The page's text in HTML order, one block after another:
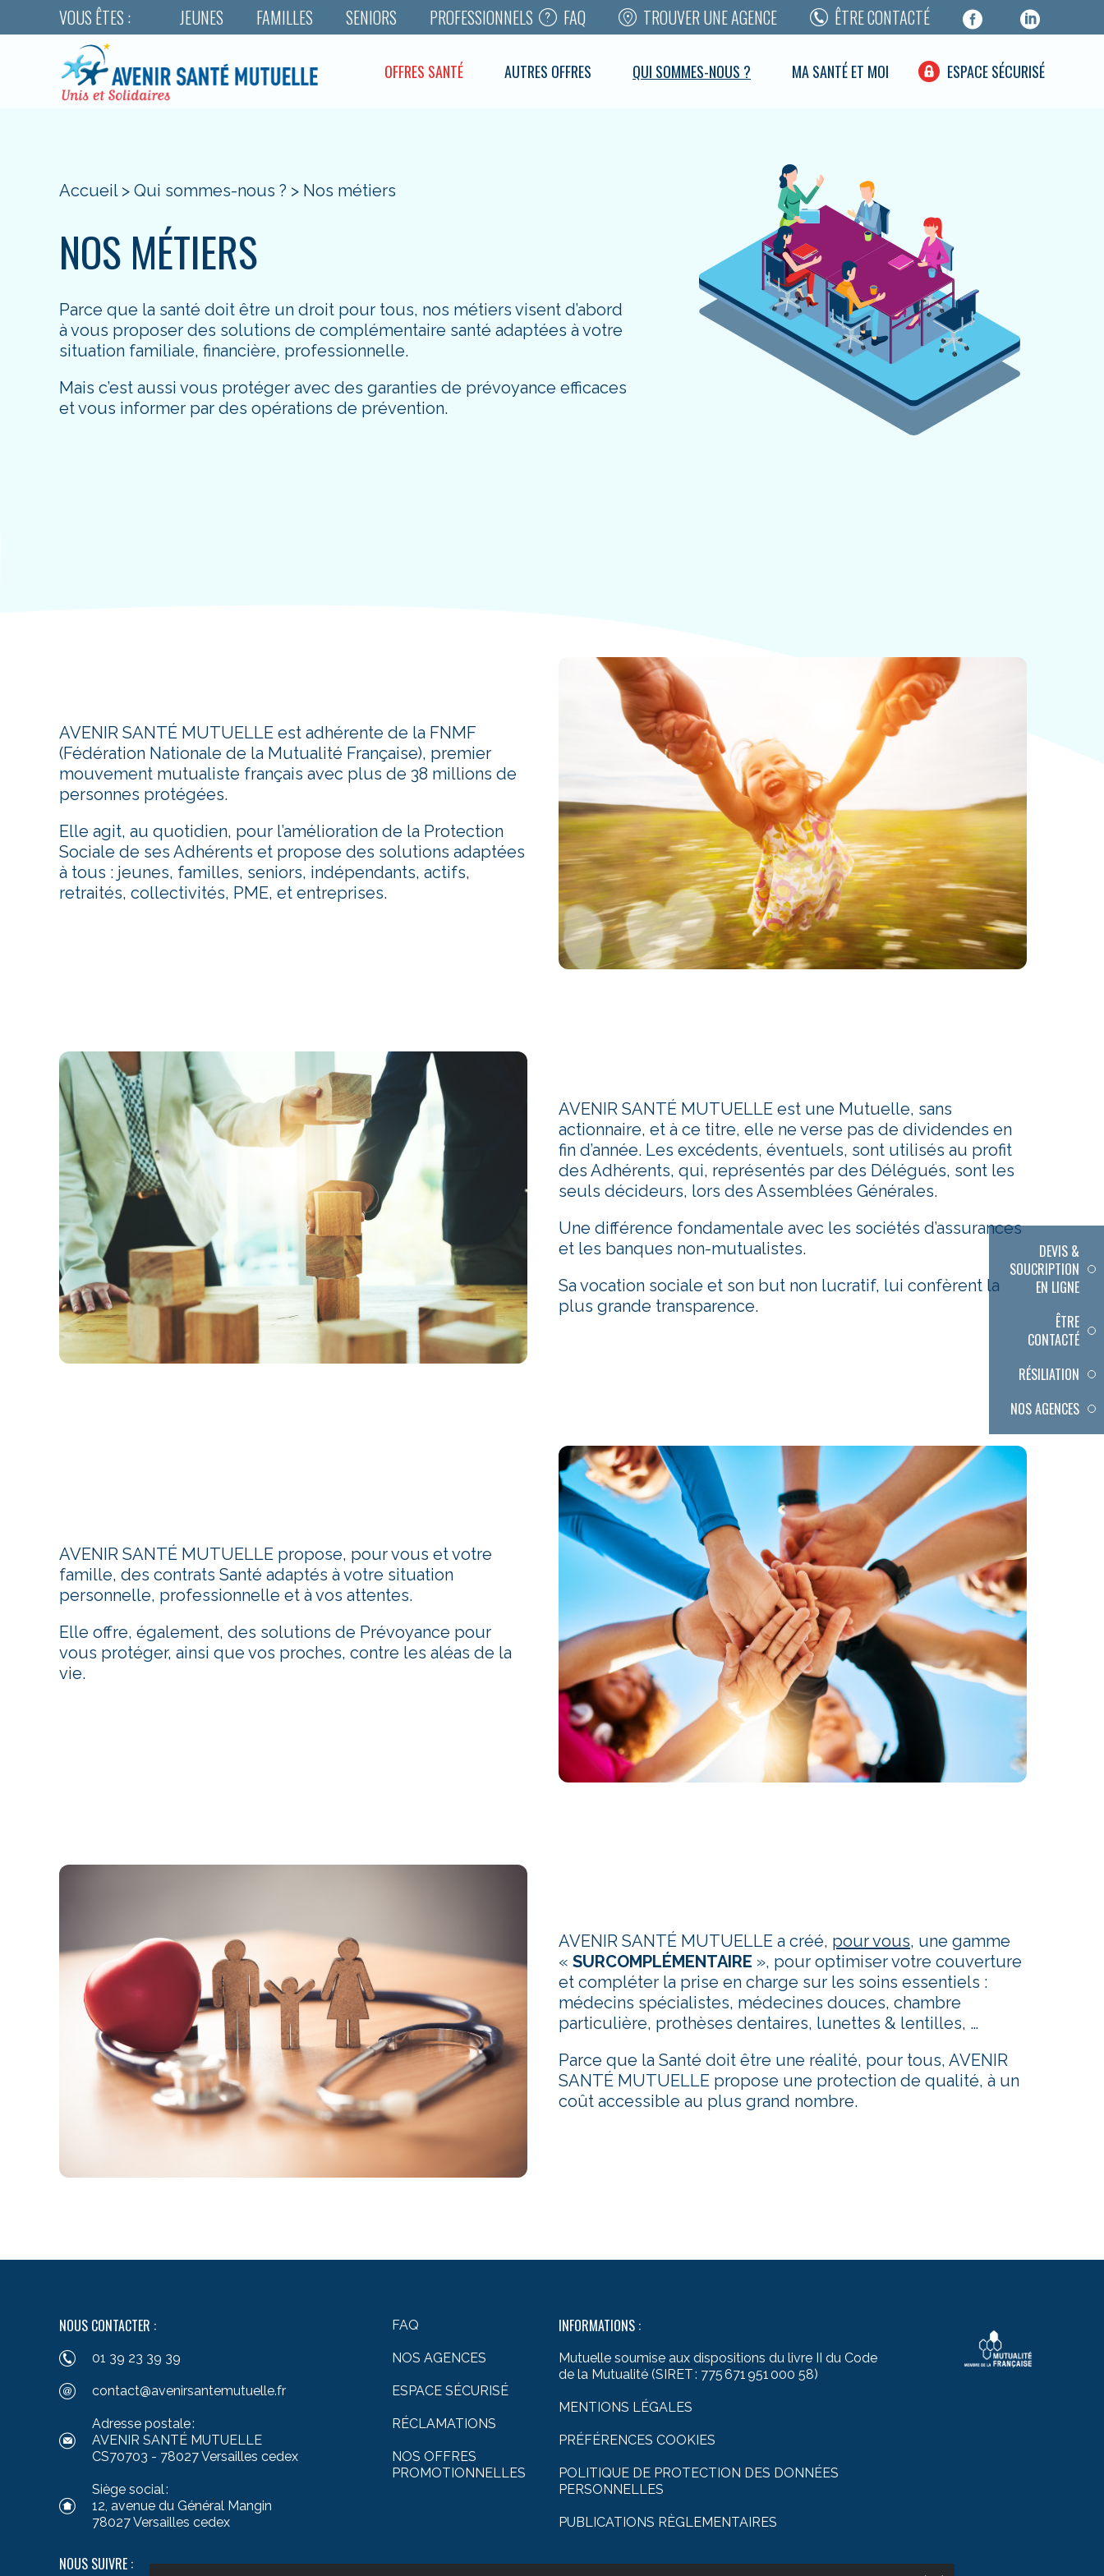
OFFRES SANTÉ AUTRES OFFRES QUI SOMMES-NOUS ? MA SANTÉ ET MOI ESPACE SÉCURISÉ
VOUS ÊTES : JEUNES FAMILLES SENIORS PROFESSIONNELS FAQ TROUVER UNE AGENCE ÊTRE CONTACTÉ
DEVIS &
SOUCRIPTION
EN LIGNE
ÊTRE
CONTACTÉ
RÉSILIATION
NOS AGENCES
Accueil> Qui sommes-nous ? > Nos métiers
NOS MÉTIERS
Parce que la santé doit être un droit pour tous, nos métiers visent d’abord
à vous proposer des solutions de complémentaire santé adaptées à votre
situation familiale, financière, professionnelle.
Mais c’est aussi vous protéger avec des garanties de prévoyance efficaces
et vous informer par des opérations de prévention.
AVENIR SANTÉ MUTUELLE est adhérente de la FNMF
(Fédération Nationale de la Mutualité Française), premier
mouvement mutualiste français avec plus de 38 millions de
personnes protégées.
Elle agit, au quotidien, pour l’amélioration de la Protection
Sociale de ses Adhérents et propose des solutions adaptées
à tous : jeunes, familles, seniors, indépendants, actifs,
retraités, collectivités, PME, et entreprises.
AVENIR SANTÉ MUTUELLE est une Mutuelle, sans
actionnaire, et à ce titre, elle ne verse pas de dividendes en
fin d’année. Les excédents, éventuels, sont utilisés au profit
des Adhérents, qui, représentés par des Délégués, sont les
seuls décideurs, lors des Assemblées Générales.
Une différence fondamentale avec les sociétés d’assurances
et les banques non-mutualistes.
Sa vocation sociale et son but non lucratif, lui confèrent la
plus grande transparence.
AVENIR SANTÉ MUTUELLE propose, pour vous et votre
famille, des contrats Santé adaptés à votre situation
personnelle, professionnelle et à vos attentes.
Elle offre, également, des solutions de Prévoyance pour
vous protéger, ainsi que vos proches, contre les aléas de la
vie.
AVENIR SANTÉ MUTUELLE a créé, pour vous, une gamme
« SURCOMPLÉMENTAIRE », pour optimiser votre couverture
et compléter la prise en charge sur les soins essentiels :
médecins spécialistes, médecines douces, chambre
particulière, prothèses dentaires, lunettes & lentilles, …
Parce que la Santé doit être une réalité, pour tous, AVENIR
SANTÉ MUTUELLE propose une protection de qualité, à un
coût accessible au plus grand nombre.
NOUS CONTACTER :
01 39 23 39 39
contact@avenirsantemutuelle.fr
Adresse postale :
AVENIR SANTÉ MUTUELLE
CS70703 - 78027 Versailles cedex
Siège social :
12, avenue du Général Mangin
78027 Versailles cedex
NOUS SUIVRE :
INFORMATIONS :
Mutuelle soumise aux dispositions du livre II du Code
de la Mutualité (SIRET : 775 671 951 000 58)
MENTIONS LÉGALES
PRÉFÉRENCES COOKIES
POLITIQUE DE PROTECTION DES DONNÉES
PERSONNELLES
PUBLICATIONS RÈGLEMENTAIRES
FAQ
NOS AGENCES
ESPACE SÉCURISÉ
RÉCLAMATIONS
NOS OFFRES
PROMOTIONNELLES